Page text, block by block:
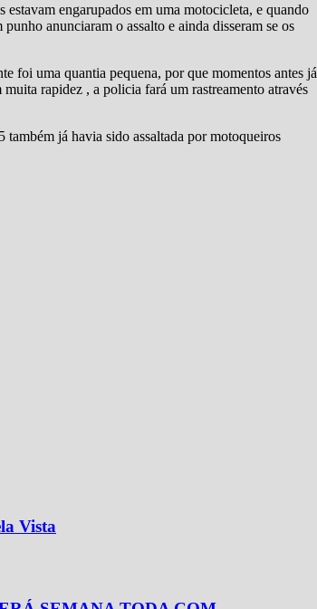
engarupados em uma motocicleta, e quando
anunciaram o assalto e ainda disseram se os
foi uma quantia pequena, por que momentos antes já
rapidez , a policia fará um rastreamento através
já havia sido assaltada por motoqueiros
Vista